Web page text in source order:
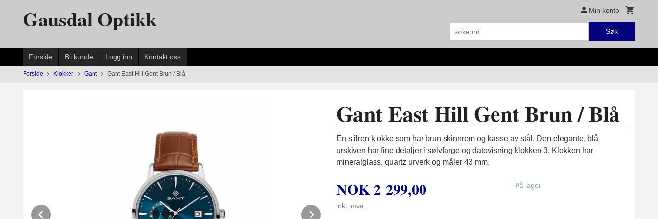
innholdetGausdal Optikk Min konto
Søk
Forside Bli kunde Logg inn Kontakt oss
Forside Klokker Gant Gant East Hill Gent Brun / Blå
Gant East Hill Gent Brun / Blå
En stilren klokke som har brun skinnrem og kasse av stål. Den elegante, blå
urskiven har fine detaljer i sølvfarge og datovisning klokken 3. Klokken har
mineralglass, quartz urverk og måler 43 mm.
NOK2 299,00
inkl. mva.
På lager